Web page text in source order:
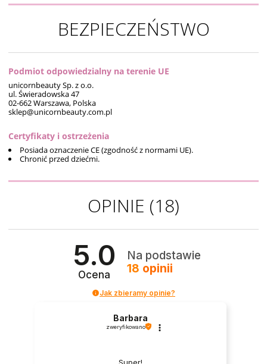
BEZPIECZEŃSTWO
Podmiot odpowiedzialny na terenie UE
unicornbeauty Sp. z o.o.
ul. Świeradowska 47
02-662 Warszawa, Polska
sklep@unicornbeauty.com.pl
Certyfikaty i ostrzeżenia
Posiada oznaczenie CE (zgodność z normami UE).
Chronić przed dziećmi.
OPINIE (18)
5.0
Ocena
Na podstawie
18 opinii
Jak zbieramy opinie?
Barbara
zweryfikowano